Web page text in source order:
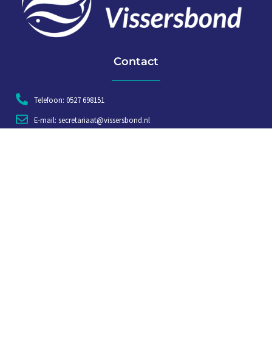
Contact
Telefoon: 0527 698151
E-mail: secretariaat@vissersbond.nl